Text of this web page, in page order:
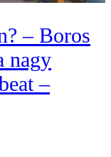
– Boros
nagy
–